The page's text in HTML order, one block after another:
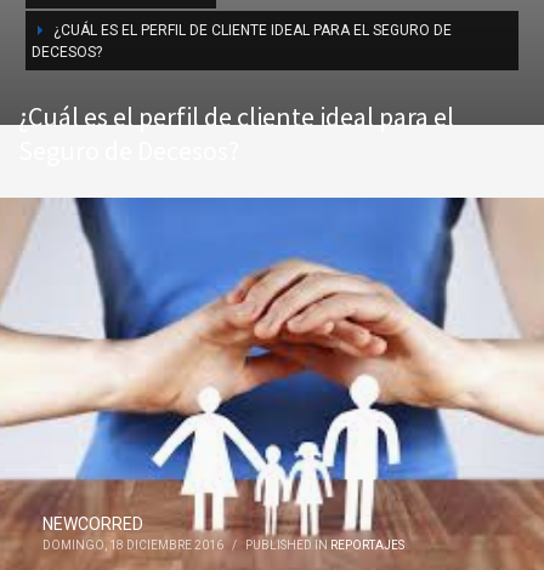
¿CUÁL ES EL PERFIL DE CLIENTE IDEAL PARA EL SEGURO DE
DECESOS?
¿Cuál es el perfil de cliente ideal para el
NEWCORRED
DOMINGO, 18 DICIEMBRE 2016 / PUBLISHED IN REPORTAJES